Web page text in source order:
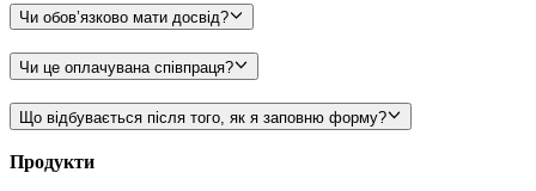
Чи обов’язково мати досвід?
Чи це оплачувана співпраця?
Що відбувається після того, як я заповню форму?
Продукти